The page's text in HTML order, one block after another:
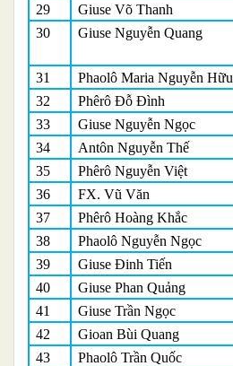
29
Giuse Võ Thanh
30
Giuse Nguyễn Quang
31
Phaolô Maria Nguyễn Hữu
32
Phêrô Đỗ Đình
33
Giuse Nguyễn Ngọc
34
Antôn Nguyễn Thế
35
Phêrô Nguyễn Việt
36
FX. Vũ Văn
37
Phêrô Hoàng Khắc
38
Phaolô Nguyễn Ngọc
39
Giuse Đinh Tiến
40
Giuse Phan Quảng
41
Giuse Trần Ngọc
42
Gioan Bùi Quang
43
Phaolô Trần Quốc